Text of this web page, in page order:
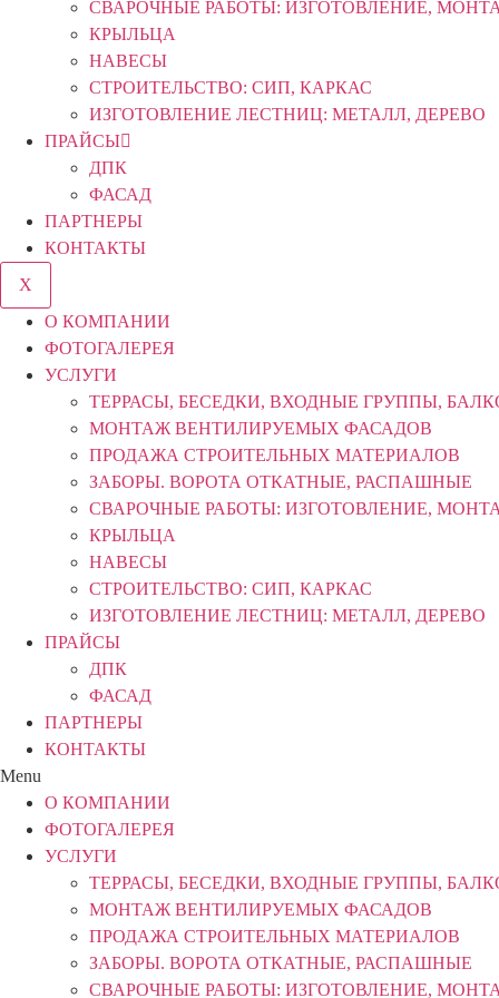
СВАРОЧНЫЕ РАБОТЫ: ИЗГОТОВЛЕНИЕ,
КРЫЛЬЦА
НАВЕСЫ
СТРОИТЕЛЬСТВО: СИП, КАРКАС
ИЗГОТОВЛЕНИЕ ЛЕСТНИЦ: МЕТАЛЛ, ДЕРЕВО
ПРАЙСЫ
ДПК
ФАСАД
ПАРТНЕРЫ
КОНТАКТЫ
X
О КОМПАНИИ
ФОТОГАЛЕРЕЯ
УСЛУГИ
ТЕРРАСЫ, БЕСЕДКИ, ВХОДНЫЕ ГРУППЫ,
МОНТАЖ ВЕНТИЛИРУЕМЫХ ФАСАДОВ
ПРОДАЖА СТРОИТЕЛЬНЫХ МАТЕРИАЛОВ
ЗАБОРЫ. ВОРОТА ОТКАТНЫЕ, РАСПАШНЫЕ
СВАРОЧНЫЕ РАБОТЫ: ИЗГОТОВЛЕНИЕ,
КРЫЛЬЦА
НАВЕСЫ
СТРОИТЕЛЬСТВО: СИП, КАРКАС
ИЗГОТОВЛЕНИЕ ЛЕСТНИЦ: МЕТАЛЛ, ДЕРЕВО
ПРАЙСЫ
ДПК
ФАСАД
ПАРТНЕРЫ
КОНТАКТЫ
Menu
О КОМПАНИИ
ФОТОГАЛЕРЕЯ
УСЛУГИ
ТЕРРАСЫ, БЕСЕДКИ, ВХОДНЫЕ ГРУППЫ,
МОНТАЖ ВЕНТИЛИРУЕМЫХ ФАСАДОВ
ПРОДАЖА СТРОИТЕЛЬНЫХ МАТЕРИАЛОВ
ЗАБОРЫ. ВОРОТА ОТКАТНЫЕ, РАСПАШНЫЕ
СВАРОЧНЫЕ РАБОТЫ: ИЗГОТОВЛЕНИЕ,